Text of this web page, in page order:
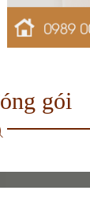
gói